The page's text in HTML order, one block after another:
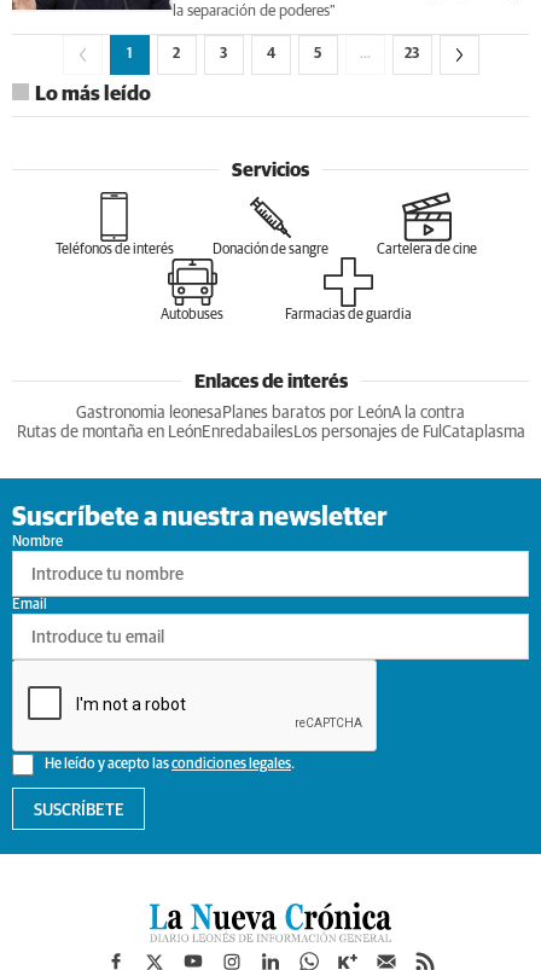
la separación de poderes"
2 3 4 5 … 23
Lo más leído
Servicios
Teléfonos de interés Donación de sangre Cartelera de cine
Autobuses Farmacias de guardia
Enlaces de interés
Gastronomia leonesa Planes baratos por LeónA la contra
Rutas de montaña en LeónEnredabailesLos personajes de Ful Cataplasma
Suscríbete a nuestra newsletter
Nombre
He leído y acepto lascondiciones legales.
Email
SUSCRÍBETE